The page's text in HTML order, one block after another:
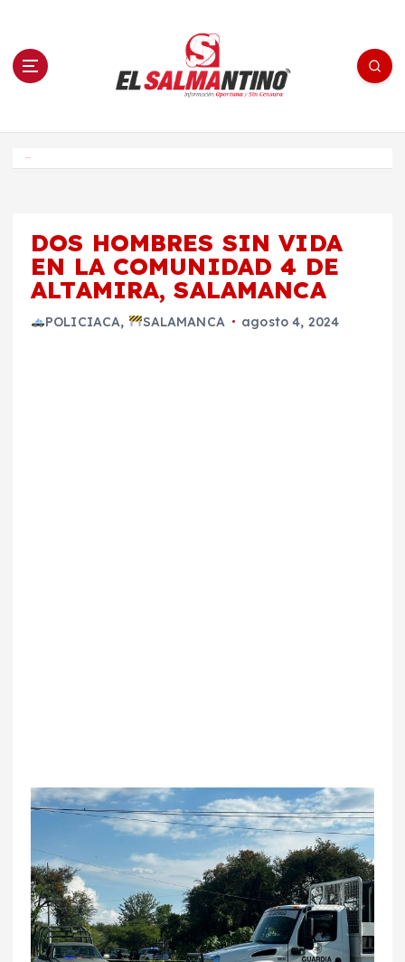
n El Salmantino - medios/noticias/editorial
DOS HOMBRES SIN VIDA
EN LA COMUNIDAD 4 DE
ALTAMIRA, SALAMANCA
POLICIACA, SALAMANCA agosto 4, 2024